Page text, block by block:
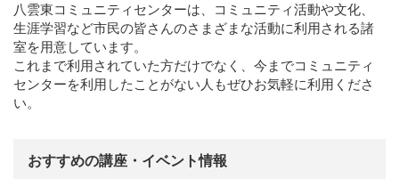
八雲東コミュニティセンターは、コミュニティ活動や文化、
生涯学習など市民の皆さんのさまざまな活動に利用される諸
室を用意しています。
これまで利用されていた方だけでなく、今までコミュニティ
センターを利用したことがない人もぜひお気軽に利用くださ
い。
おすすめの講座・イベント情報